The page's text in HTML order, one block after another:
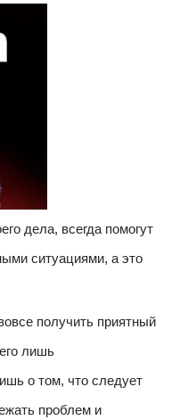
дела, всегда помогут
ситуациями, а это
получить приятный
лишь
о том, что следует
проблем и